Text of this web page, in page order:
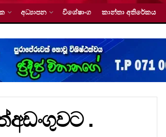
අධ්‍යාපන විශේෂාංග කාන්තා අතිරේකය
.